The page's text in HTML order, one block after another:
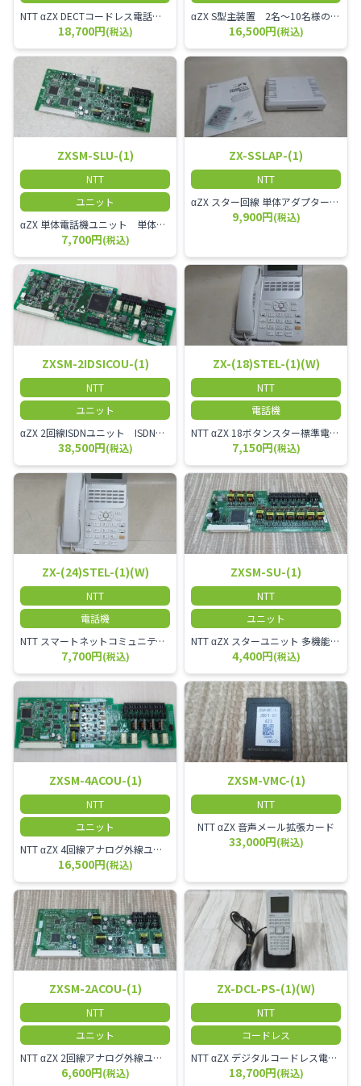
NTT αZX DECTコードレス電話機 電波方式がDECTで、 防水機能（IPX4:あらゆる方向からの水の飛まつを受けても有害な影響を受けない。)を備えた 接続装置と子機の一対シングルゾーンコードレスです。
18,700円(税込)
αZX S型主装置 2名～10名様のオフィスに適しております。
16,500円(税込)
ZXSM-SLU-(1)
NTT
ユニット
αZX 単体電話機ユニット 単体電話機、複合機、ドアホン等、 2台分収容可能にするユニット
7,700円(税込)
ZX-SSLAP-(1)
NTT
αZX スター回線 単体アダプター 受付電話機、ドアホン、FAX等を1台収容できる装置です。
9,900円(税込)
ZXSM-2IDSICOU-(1)
NTT
ユニット
αZX 2回線ISDNユニット ISDN回線を2本収容可能です。
38,500円(税込)
ZX-(18)STEL-(1)(W)
NTT
電話機
NTT αZX 18ボタンスター標準電話機(白)
7,150円(税込)
ZX-(24)STEL-(1)(W)
NTT
電話機
NTT スマートネットコミュニティαZX 24ボタンスター標準電話機
7,700円(税込)
ZXSM-SU-(1)
NTT
ユニット
NTT αZX スターユニット 多機能電話機ユニット
4,400円(税込)
ZXSM-4ACOU-(1)
NTT
ユニット
NTT αZX 4回線アナログ外線ユニット アナログ4ch収容ユニット
16,500円(税込)
ZXSM-VMC-(1)
NTT
NTT αZX 音声メール拡張カード
33,000円(税込)
ZXSM-2ACOU-(1)
NTT
ユニット
NTT αZX 2回線アナログ外線ユニット
6,600円(税込)
ZX-DCL-PS-(1)(W)
NTT
コードレス
NTT αZX デジタルコードレス電話機 対応主装置及びアンテナを使用してご利用いただけます。 特に工場や倉庫等、オフィスから離れたところで作業をされている方に適しています。
18,700円(税込)